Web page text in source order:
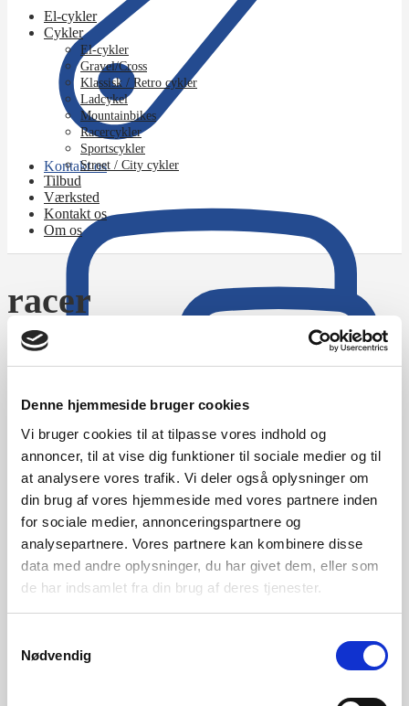
Denne hjemmeside bruger cookies
Vi bruger cookies til at tilpasse vores indhold og
annoncer, til at vise dig funktioner til sociale medier og til
at analysere vores trafik. Vi deler også oplysninger om
din brug af vores hjemmeside med vores partnere inden
for sociale medier, annonceringspartnere og
analysepartnere. Vores partnere kan kombinere disse
data med andre oplysninger, du har givet dem, eller som
de har indsamlet fra din brug af deres tjenester.
Nødvendig
Kontakt os
El-cykler
Cykler
El-cykler
Gravel/Cross
Klassisk / Retro cykler
Ladcykel
Mountainbikes
Racercykler
Sportscykler
Street / City cykler
Tilbud
Værksted
Kontakt os
Om os
racer
Forside
Show Filters
Cannondale
Synapse Carbon 4
kr.27.999
Cannondale
Synapse Crb
Smartsense
kr. 35.999